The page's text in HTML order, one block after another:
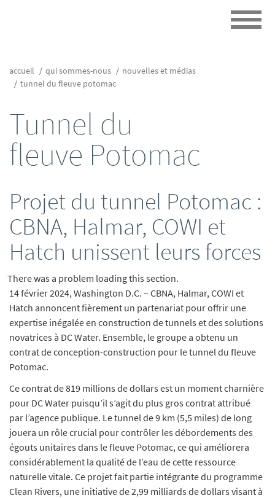
accueil qui sommes-nous
nouvelles et médias
tunnel du fleuve potomac
Tunnel du
fleuve Potomac
Projet du tunnel Potomac :
CBNA, Halmar, COWI et
Hatch unissent leurs forces
There was a problem loading this section.
14 février 2024, Washington D.C. – CBNA, Halmar, COWI et
Hatch annoncent fièrement un partenariat pour offrir une
expertise inégalée en construction de tunnels et des solutions
novatrices à DC Water. Ensemble, le groupe a obtenu un
contrat de conception-construction pour le tunnel du fleuve
Potomac.
Ce contrat de 819 millions de dollars est un moment charnière
pour DC Water puisqu’il s’agit du plus gros contrat attribué
par l’agence publique. Le tunnel de 9 km (5,5 miles) de long
jouera un rôle crucial pour contrôler les débordements des
égouts unitaires dans le fleuve Potomac, ce qui améliorera
considérablement la qualité de l’eau de cette ressource
naturelle vitale. Ce projet fait partie intégrante du programme
Clean Rivers, une initiative de 2,99 milliards de dollars visant à